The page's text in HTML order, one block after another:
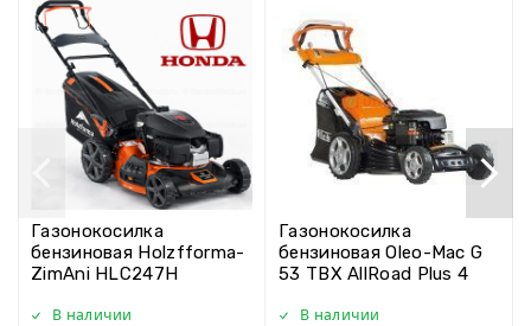
Газонокосилка
бензиновая Holzfforma-
ZimAni HLC247H
В наличии
Газонокосилка
бензиновая Oleo-Mac G
53 TBX AllRoad Plus 4
В наличии